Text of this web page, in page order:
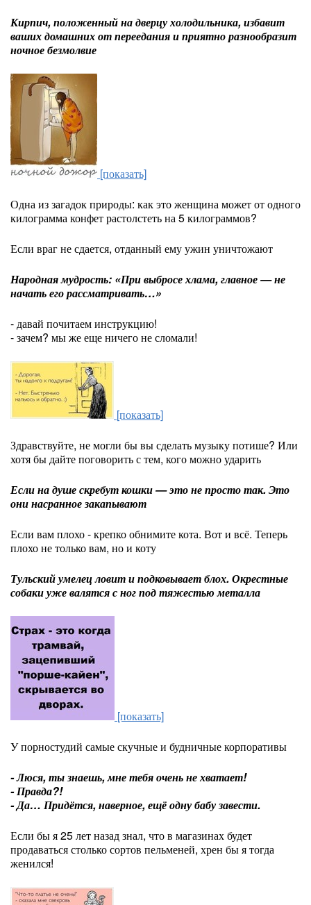
Кирпич, положенный на дверцу холодильника, избавит
ваших домашних от переедания и приятно разнообразит
ночное безмолвие
[показать]
Одна из загадок природы: как это женщина может от одного
килограмма конфет растолстеть на 5 килограммов?
Если враг не сдается, отданный ему ужин уничтожают
Народная мудрость: «При выбросе хлама, главное — не
начать его рассматривать…»
- давай почитаем инструкцию!
- зачем? мы же еще ничего не сломали!
[показать]
Здравствуйте, не могли бы вы сделать музыку потише? Или
хотя бы дайте поговорить с тем, кого можно ударить
Если на душе скребут кошки — это не просто так. Это
они насранное закапывают
Если вам плохо - крепко обнимите кота. Вот и всё. Теперь
плохо не только вам, но и коту
Тульский умелец ловит и подковывает блох. Окрестные
собаки уже валятся с ног под тяжестью металла
[показать]
У порностудий самые скучные и будничные корпоративы
- Люся, ты знаешь, мне тебя очень не хватает!
- Правда?!
- Да… Придётся, наверное, ещё одну бабу завести.
Если бы я 25 лет назад знал, что в магазинах будет
продаваться столько сортов пельменей, хрен бы я тогда
женился!